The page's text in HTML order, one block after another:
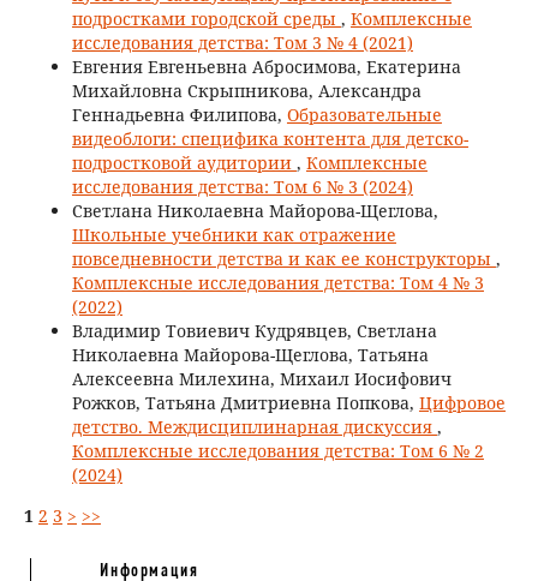
подростками городской среды , Комплексные
исследования детства: Том 3 № 4 (2021)
Евгения Евгеньевна Абросимова, Екатерина
Михайловна Скрыпникова, Александра
Геннадьевна Филипова, Образовательные
видеоблоги: специфика контента для детско-
подростковой аудитории , Комплексные
исследования детства: Том 6 № 3 (2024)
Светлана Николаевна Майорова-Щеглова,
Школьные учебники как отражение
повседневности детства и как ее конструкторы ,
Комплексные исследования детства: Том 4 № 3
(2022)
Владимир Товиевич Кудрявцев, Светлана
Николаевна Майорова-Щеглова, Татьяна
Алексеевна Милехина, Михаил Иосифович
Рожков, Татьяна Дмитриевна Попкова, Цифровое
детство. Междисциплинарная дискуссия ,
Комплексные исследования детства: Том 6 № 2
(2024)
1 2 3 > >>
Информация